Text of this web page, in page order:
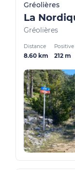
Gréolières
La
Gréolières
Distance
8.60 km 212 m